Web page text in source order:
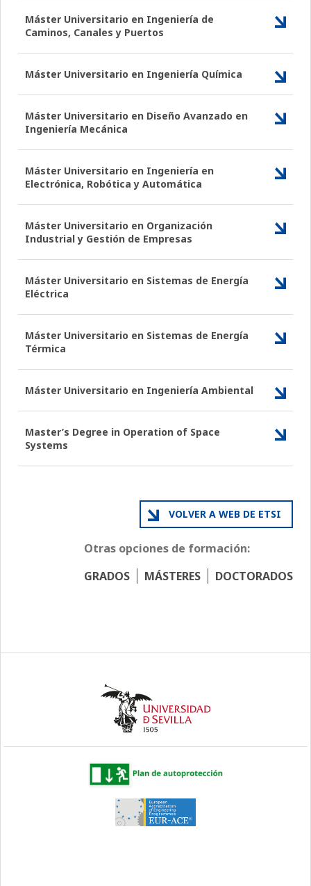
Máster Universitario en Ingeniería de
Caminos, Canales y Puertos
Máster Universitario en Ingeniería Química
Máster Universitario en Diseño Avanzado en
Ingeniería Mecánica
Máster Universitario en Ingeniería en
Electrónica, Robótica y Automática
Máster Universitario en Organización
Industrial y Gestión de Empresas
Máster Universitario en Sistemas de Energía
Eléctrica
Máster Universitario en Sistemas de Energía
Térmica
Máster Universitario en Ingeniería Ambiental
Master’s Degree in Operation of Space
Systems
VOLVER A WEB DE ETSI
Otras opciones de formación:
GRADOS
MÁSTERES DOCTORADOS